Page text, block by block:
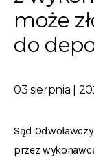
może
do
03 sierpnia |
Sąd
przez